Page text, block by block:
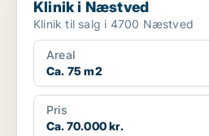
Klinik i Næstved
Klinik til salg i 4700 Næstved
Areal
Ca. 75 m2
Pris
Ca. 70.000 kr.